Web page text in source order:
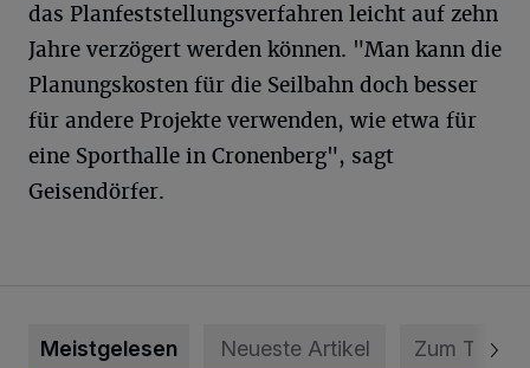
das Planfeststellungsverfahren leicht auf zehn
Jahre verzögert werden können. "Man kann die
Planungskosten für die Seilbahn doch besser
für andere Projekte verwenden, wie etwa für
eine Sporthalle in Cronenberg", sagt
Geisendörfer.
Meistgelesen Neueste Artikel Zum Thema